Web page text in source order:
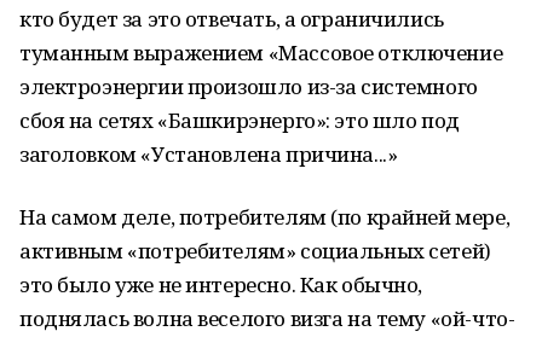
кто будет за это отвечать, а ограничились
туманным выражением «Массовое отключение
электроэнергии произошло из-за системного
сбоя на сетях «Башкирэнерго»: это шло под
заголовком «Установлена причина...»
На самом деле, потребителям (по крайней мере,
активным «потребителям» социальных сетей)
это было уже не интересно. Как обычно,
поднялась волна веселого визга на тему «ой-что-